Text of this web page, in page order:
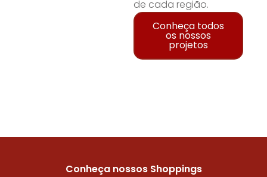
de cada região.
Conheça todos
os nossos
projetos
Conheça nossos Shoppings